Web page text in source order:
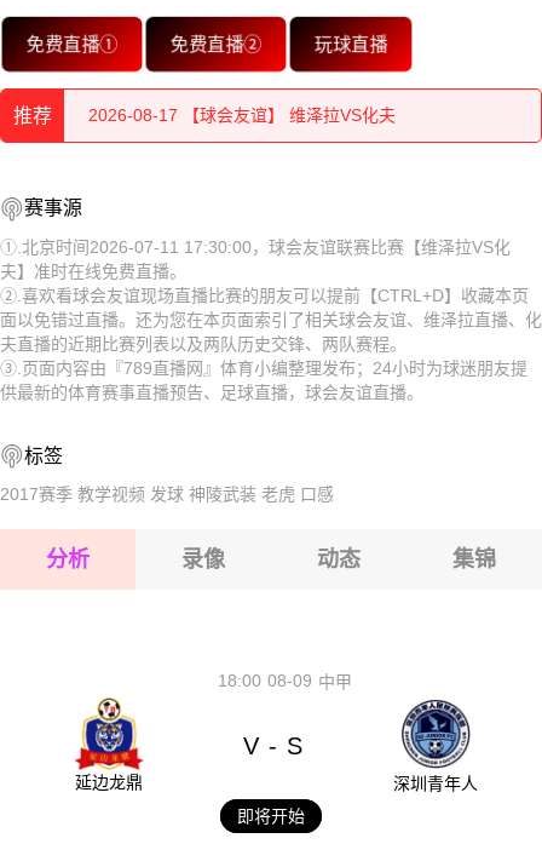
免费直播① 免费直播② 玩球直播
推荐
2026-08-17 【球会友谊】 维泽拉VS化夫
2026-08-17 【球会友谊】 维泽拉VS化夫
2026-08-17 【球会友谊】 维泽拉VS化夫
2026-08-17 【球会友谊】 维泽拉VS化夫
2026-08-17 【球会友谊】 维泽拉VS化夫
2026-08-17 【球会友谊】 维泽拉VS化夫
2026-08-17 【球会友谊】 维泽拉VS化夫
2026-08-17 【球会友谊】 维泽拉VS化夫
2026-08-17 【球会友谊】 维泽拉VS化夫
赛事源
①.北京时间2026-07-11 17:30:00，球会友谊联赛比赛【维泽拉VS化
夫】准时在线免费直播。
②.喜欢看球会友谊现场直播比赛的朋友可以提前【CTRL+D】收藏本页
面以免错过直播。还为您在本页面索引了相关球会友谊、维泽拉直播、化
夫直播的近期比赛列表以及两队历史交锋、两队赛程。
③.页面内容由『789直播网』体育小编整理发布；24小时为球迷朋友提
供最新的体育赛事直播预告、足球直播，球会友谊直播。
标签
2017赛季 教学视频 发球 神陵武装 老虎 口感
分析 录像 动态 集锦
08-09
18:00 中甲
延边龙鼎
V - S
深圳青年人
即将开始